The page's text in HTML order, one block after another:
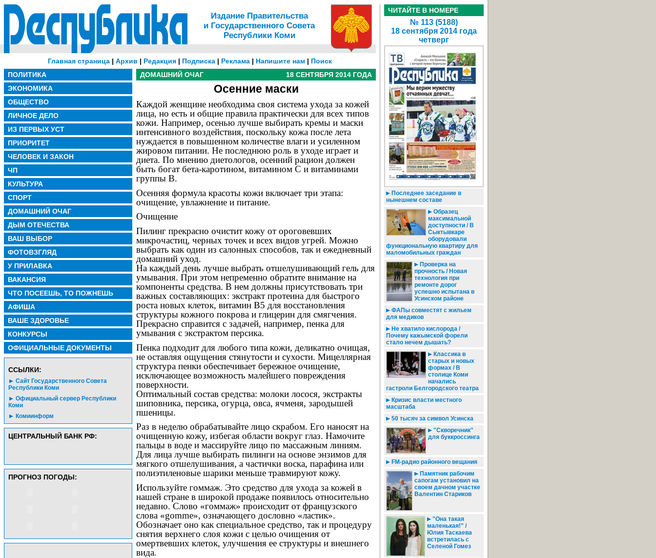
Издание Правительства
и Государственного Совета
Республики Коми
Главная страница | Архив | Редакция | Подписка | Реклама | Напишите нам | Поиск
ПОЛИТИКА
ЭКОНОМИКА
ОБЩЕСТВО
ЛИЧНОЕ ДЕЛО
ИЗ ПЕРВЫХ УСТ
ПРИОРИТЕТ
ЧЕЛОВЕК И ЗАКОН
ЧП
КУЛЬТУРА
СПОРТ
ДОМАШНИЙ ОЧАГ
ДЫМ ОТЕЧЕСТВА
ВАШ ВЫБОР
ФОТОВЗГЛЯД
У ПРИЛАВКА
ВАКАНСИЯ
ЧТО ПОСЕЕШЬ, ТО ПОЖНЕШЬ
АФИША
ВАШЕ ЗДОРОВЬЕ
КОНКУРСЫ
ОФИЦИАЛЬНЫЕ ДОКУМЕНТЫ
CСЫЛКИ:
Сайт Государственного Совета
Республики Коми
Официальный сервер Республики
Коми
Комиинформ
ЦЕНТРАЛЬНЫЙ БАНК РФ:
ПРОГНОЗ ПОГОДЫ:
ДОМАШНИЙ ОЧАГ 18 СЕНТЯБРЯ 2014 ГОДА
Осенние маски
Каждой женщине необходима своя система ухода за кожей
лица, но есть и общие правила практически для всех типов
кожи. Например, осенью лучше выбирать кремы и маски
интенсивного воздействия, поскольку кожа после лета
нуждается в повышенном количестве влаги и усиленном
жировом питании. Не последнюю роль в уходе играет и
диета. По мнению диетологов, осенний рацион должен
быть богат бета-каротином, витамином С и витаминами
группы В.
Осенняя формула красоты кожи включает три этапа:
очищение, увлажнение и питание.
Очищение
Пилинг прекрасно очистит кожу от ороговевших
микрочастиц, черных точек и всех видов угрей. Можно
выбрать как один из салонных способов, так и ежедневный
домашний уход.
На каждый день лучше выбрать отшелушивающий гель для
умывания. При этом непременно обратите внимание на
компоненты средства. В нем должны присутствовать три
важных составляющих: экстракт протеина для быстрого
роста новых клеток, витамин В5 для восстановления
структуры кожного покрова и глицерин для смягчения.
Прекрасно справится с задачей, например, пенка для
умывания с экстрактом персика.
Пенка подходит для любого типа кожи, деликатно очищая,
не оставляя ощущения стянутости и сухости. Мицеллярная
структура пенки обеспечивает бережное очищение,
исключающее возможность малейшего повреждения
поверхности.
Оптимальный состав средства: молоки лосося, экстракты
шиповника, персика, огурца, овса, ячменя, зародышей
пшеницы.
Раз в неделю обрабатывайте лицо скрабом. Его наносят на
очищенную кожу, избегая области вокруг глаз. Намочите
пальцы в воде и массируйте лицо по массажным линиям.
Для лица лучше выбирать пилинги на основе энзимов для
мягкого отшелушивания, а частички воска, парафина или
полиэтиленовые шарики меньше травмируют кожу.
Используйте гоммаж. Это средство для ухода за кожей в
нашей стране в широкой продаже появилось относительно
недавно. Слово «гоммаж» происходит от французского
слова «gomme», означающего дословно «ластик».
Обозначает оно как специальное средство, так и процедуру
снятия верхнего слоя кожи с целью очищения от
омертвевших клеток, улучшения ее структуры и внешнего
вида.
ЧИТАЙТЕ В НОМЕРЕ
№ 113 (5188)
18 сентября 2014 года
четверг
Последнее заседание в
нынешнем составе
Образец
максимальной
доступности / В
Сыктывкаре
оборудовали
функциональную квартиру для
маломобильных граждан
Проверка на
прочность / Новая
технология при
ремонте дорог
успешно испытана в
Усинском районе
ФАПы совместят с жильем
для медиков
Не хватило кислорода /
Почему кажымской форели
стало нечем дышать?
Классика в
старых и новых
формах / В
столице Коми
начались
гастроли Белгородского театра
Кризис власти местного
масштаба
50 тысяч за символ Усинска
"Скворечник"
для буккроссинга
FM-радио районного вещания
Памятник рабочим
сапогам установил на
своем дачном участке
Валентин Стариков
"Она такая
маленькая!" /
Юлия Таскаева
встретилась с
Селеной Гомез